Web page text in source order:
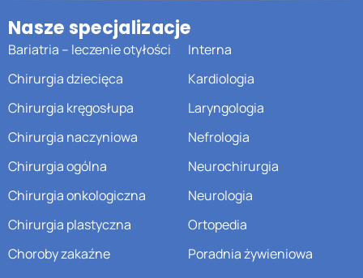
Nasze specjalizacje
Bariatria – leczenie otyłości
Chirurgia dziecięca
Chirurgia kręgosłupa
Chirurgia naczyniowa
Chirurgia ogólna
Chirurgia onkologiczna
Chirurgia plastyczna
Choroby zakaźne
Interna
Kardiologia
Laryngologia
Nefrologia
Neurochirurgia
Neurologia
Ortopedia
Poradnia żywieniowa